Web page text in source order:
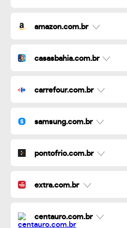
amazon.com.br
casasbahia.com.br
carrefour.com.br
samsung.com.br
pontofrio.com.br
extra.com.br
centauro.com.br